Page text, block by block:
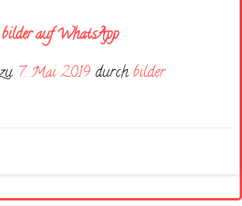
auf WhatsApp
7. Mai 2019 durch bilder